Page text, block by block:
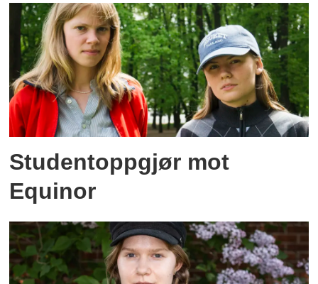
Studentoppgjør mot
Equinor